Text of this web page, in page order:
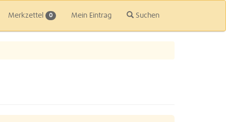
Merkzettel 0 Mein Eintrag Suchen